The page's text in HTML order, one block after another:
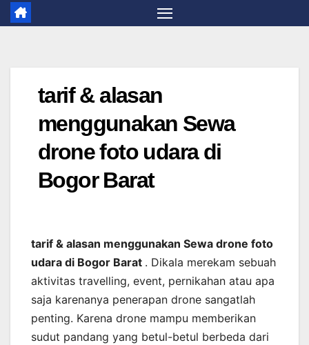
tarif & alasan
menggunakan Sewa
drone foto udara di
Bogor Barat
tarif & alasan menggunakan Sewa drone foto
udara di Bogor Barat . Dikala merekam sebuah
aktivitas travelling, event, pernikahan atau apa
saja karenanya penerapan drone sangatlah
penting. Karena drone mampu memberikan
sudut pandang yang betul-betul berbeda dari